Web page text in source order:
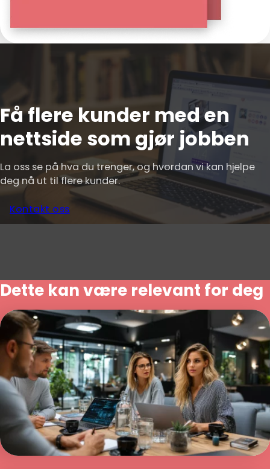
Få flere kunder med en
nettside som gjør jobben
La oss se på hva du trenger, og hvordan vi kan hjelpe
deg nå ut til flere kunder.
Kontakt oss
Dette kan være relevant for deg
Pris på nettside
Pris på nettside avhenger av behov, funksjoner
og ambisjonsnivå. Vi utvikler profesjonelle
nettsider med design, innhold og teknisk
oppsett inkludert.
Les mer >